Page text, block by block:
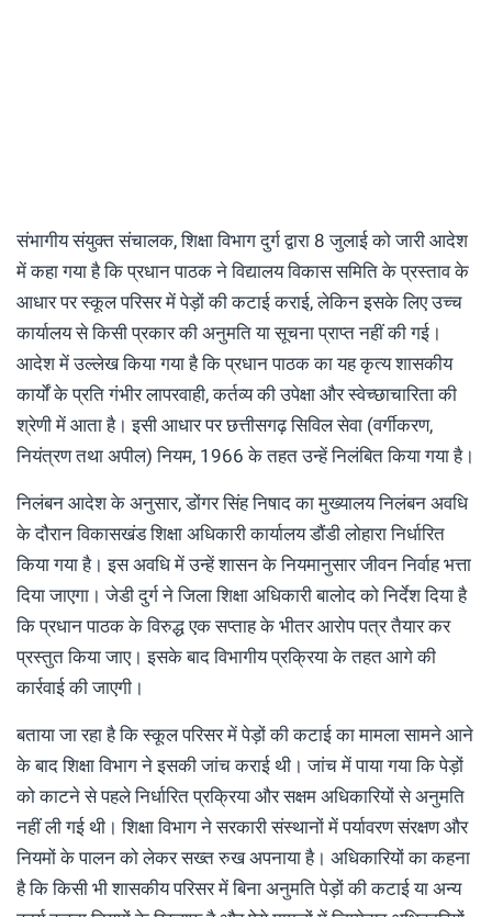
संभागीय संयुक्त संचालक, शिक्षा विभाग दुर्ग द्वारा 8 जुलाई को जारी आदेश
में कहा गया है कि प्रधान पाठक ने विद्यालय विकास समिति के प्रस्ताव के
आधार पर स्कूल परिसर में पेड़ों की कटाई कराई, लेकिन इसके लिए उच्च
कार्यालय से किसी प्रकार की अनुमति या सूचना प्राप्त नहीं की गई।
आदेश में उल्लेख किया गया है कि प्रधान पाठक का यह कृत्य शासकीय
कार्यों के प्रति गंभीर लापरवाही, कर्तव्य की उपेक्षा और स्वेच्छाचारिता की
श्रेणी में आता है। इसी आधार पर छत्तीसगढ़ सिविल सेवा (वर्गीकरण,
नियंत्रण तथा अपील) नियम, 1966 के तहत उन्हें निलंबित किया गया है।
निलंबन आदेश के अनुसार, डोंगर सिंह निषाद का मुख्यालय निलंबन अवधि
के दौरान विकासखंड शिक्षा अधिकारी कार्यालय डौंडी लोहारा निर्धारित
किया गया है। इस अवधि में उन्हें शासन के नियमानुसार जीवन निर्वाह भत्ता
दिया जाएगा। जेडी दुर्ग ने जिला शिक्षा अधिकारी बालोद को निर्देश दिया है
कि प्रधान पाठक के विरुद्ध एक सप्ताह के भीतर आरोप पत्र तैयार कर
प्रस्तुत किया जाए। इसके बाद विभागीय प्रक्रिया के तहत आगे की
कार्रवाई की जाएगी।
बताया जा रहा है कि स्कूल परिसर में पेड़ों की कटाई का मामला सामने आने
के बाद शिक्षा विभाग ने इसकी जांच कराई थी। जांच में पाया गया कि पेड़ों
को काटने से पहले निर्धारित प्रक्रिया और सक्षम अधिकारियों से अनुमति
नहीं ली गई थी। शिक्षा विभाग ने सरकारी संस्थानों में पर्यावरण संरक्षण और
नियमों के पालन को लेकर सख्त रुख अपनाया है। अधिकारियों का कहना
है कि किसी भी शासकीय परिसर में बिना अनुमति पेड़ों की कटाई या अन्य